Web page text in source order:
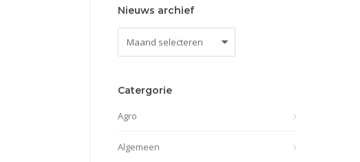
Nieuws archief
Catergorie
Agro
Algemeen